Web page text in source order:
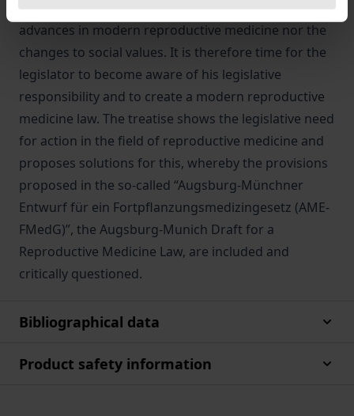
into force in 1991. The law has not withstood the
advances in modern reproductive medicine nor the
changes to social values. It is therefore time for the
legislator to become aware of his legislative
responsibility and to create a modern reproductive
medicine law. The treatise shows the legislative need
for action in the field of reproductive medicine and
proposes solutions for this, whereby the provisions
proposed in the so-called “Augsburg-Münchner
Entwurf für ein Fortpflanzungsmedizingesetz (AME-
FMedG)”, the Augsburg-Munich Draft for a
Reproductive Medicine Law, are included and
critically questioned.
Bibliographical data
Product safety information